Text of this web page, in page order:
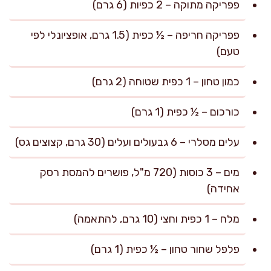
פפריקה מתוקה – 2 כפיות (6 גרם)
פפריקה חריפה – ½ כפית (1.5 גרם, אופציונלי לפי
טעם)
כמון טחון – 1 כפית שטוחה (2 גרם)
כורכום – ½ כפית (1 גרם)
עלים מסלרי – 6 גבעולים ועלים (30 גרם, קצוצים גס)
מים – 3 כוסות (720 מ"ל, פושרים להמסת רסק
אחידה)
מלח – 1 כפית וחצי (10 גרם, להתאמה)
פלפל שחור טחון – ½ כפית (1 גרם)